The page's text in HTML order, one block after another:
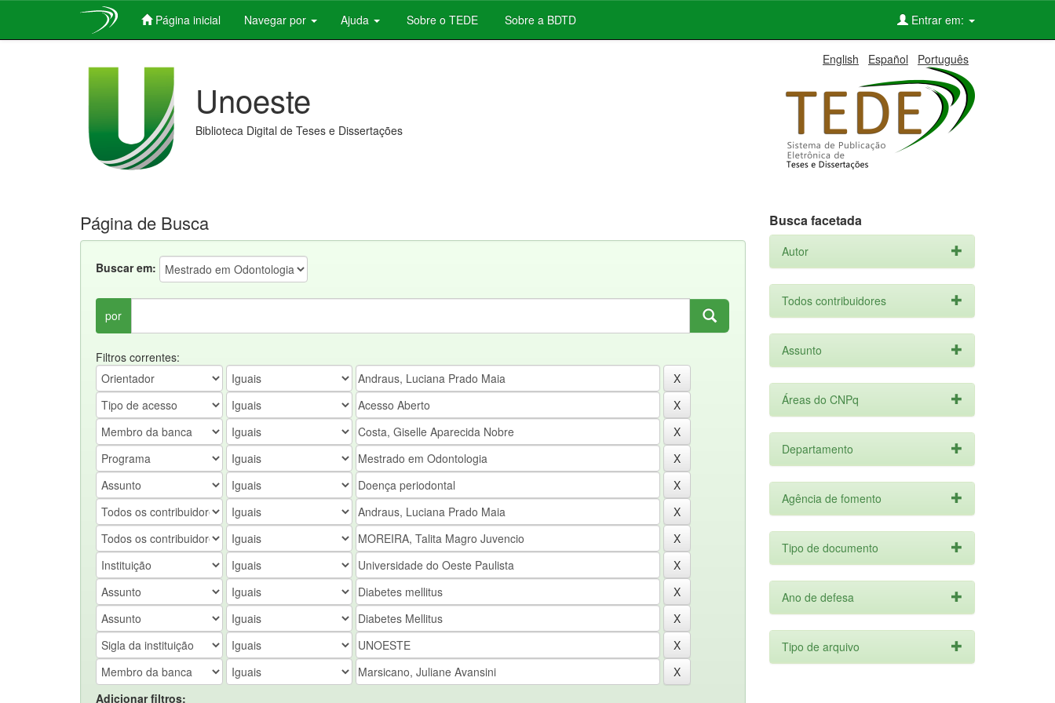
Página inicial Navegar por Ajuda Sobre o TEDE Sobre a BDTD Entrar em:
English Español Português
Unoeste
Biblioteca Digital de Teses e Dissertações
Página de Busca
Buscar em:
por
Filtros correntes:
Adicionar filtros:
Busca facetada
Autor
Todos contribuidores
Assunto
Áreas do CNPq
Departamento
Agência de fomento
Tipo de documento
Ano de defesa
Tipo de arquivo